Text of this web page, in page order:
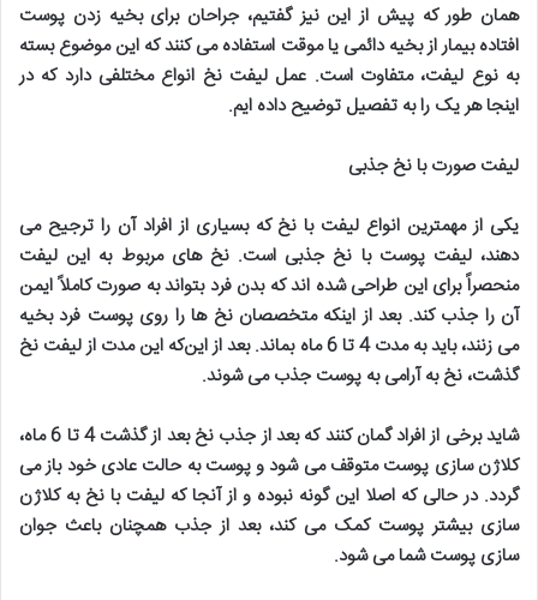
همان طور که پیش از این نیز گفتیم، جراحان برای بخیه زدن پوست
افتاده بیمار از بخیه دائمی یا موقت استفاده می کنند که این موضوع بسته
به نوع لیفت، متفاوت است. عمل لیفت نخ انواع مختلفی دارد که در
اینجا هر یک را به تفصیل توضیح داده ایم.
لیفت صورت با نخ جذبی
یکی از مهمترین انواع لیفت با نخ که بسیاری از افراد آن را ترجیح می
دهند، لیفت پوست با نخ جذبی است. نخ های مربوط به این لیفت
منحصراً برای این طراحی شده اند که بدن فرد بتواند به صورت کاملاً ایمن
آن را جذب کند. بعد از اینکه متخصصان نخ ها را روی پوست فرد بخیه
می زنند، باید به مدت 4 تا 6 ماه بماند. بعد از این‌که این مدت از لیفت نخ
گذشت، نخ به آرامی به پوست جذب می شوند.
شاید برخی از افراد گمان کنند که بعد از جذب نخ بعد از گذشت 4 تا 6 ماه،
کلاژن سازی پوست متوقف می شود و پوست به حالت عادی خود باز می
گردد. در حالی که اصلا این گونه نبوده و از آنجا که لیفت با نخ به کلاژن
سازی بیشتر پوست کمک می کند، بعد از جذب همچنان باعث جوان
سازی پوست شما می شود.